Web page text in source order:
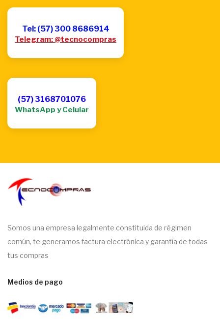
Tel: (57) 300 8686914
Telegram: @tecnocompras
(57) 3168701076
WhatsApp y Celular
Somos una empresa legalmente constituida de régimen
común, te generamos factura electrónica y garantía de todas
tus compras
Medios de pago